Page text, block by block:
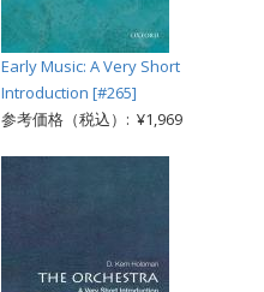
Early Music: A Very Short
Introduction [#265]
参考価格（税込）: ¥1,969